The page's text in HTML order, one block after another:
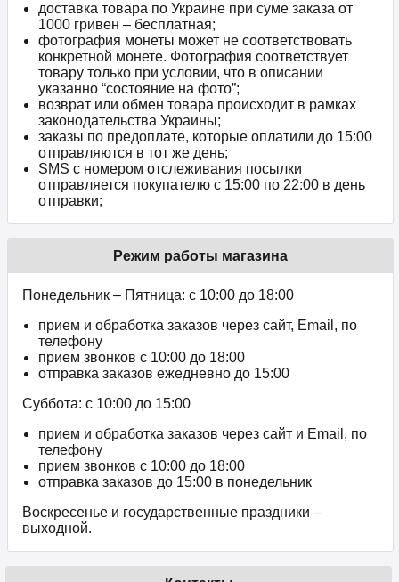
доставка товара по Украине при суме заказа от
1000 гривен – бесплатная;
фотография монеты может не соответствовать
конкретной монете. Фотография соответствует
товару только при условии, что в описании
указанно “состояние на фото”;
возврат или обмен товара происходит в рамках
законодательства Украины;
заказы по предоплате, которые оплатили до 15:00
отправляются в тот же день;
SMS с номером отслеживания посылки
отправляется покупателю с 15:00 по 22:00 в день
отправки;
Режим работы магазина
Понедельник – Пятница: с 10:00 до 18:00
прием и обработка заказов через сайт, Email, по
телефону
прием звонков c 10:00 до 18:00
отправка заказов ежедневно до 15:00
Суббота: с 10:00 до 15:00
прием и обработка заказов через сайт и Email, по
телефону
прием звонков c 10:00 до 18:00
отправка заказов до 15:00 в понедельник
Воскресенье и государственные праздники –
выходной.